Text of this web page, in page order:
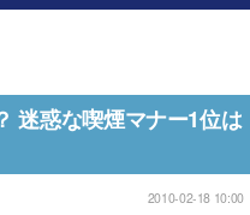
迷惑な喫煙マナー1位は
2010-02-18 10:00